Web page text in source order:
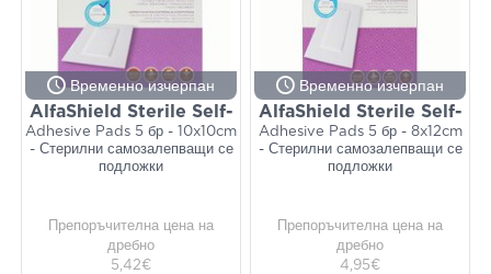
Временно изчерпан
AlfaShield Sterile Self-
Adhesive Pads 5 бр - 10x10cm
- Стерилни самозалепващи се
подложки
Препоръчителна цена на
дребно
5,42€
Временно изчерпан
AlfaShield Sterile Self-
Adhesive Pads 5 бр - 8x12cm
- Стерилни самозалепващи се
подложки
Препоръчителна цена на
дребно
4,95€